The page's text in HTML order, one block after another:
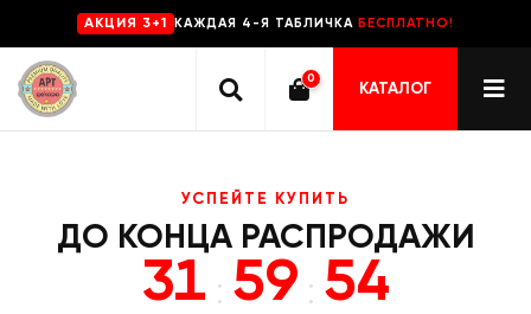
AKЦИЯ 3+1 КАЖДАЯ 4-Я ТАБЛИЧКА БЕСПЛАТНО!
0
КАТАЛОГ
УСПЕЙТЕ КУПИТЬ
ДО КОНЦА РАСПРОДАЖИ
31 : 59 : 54